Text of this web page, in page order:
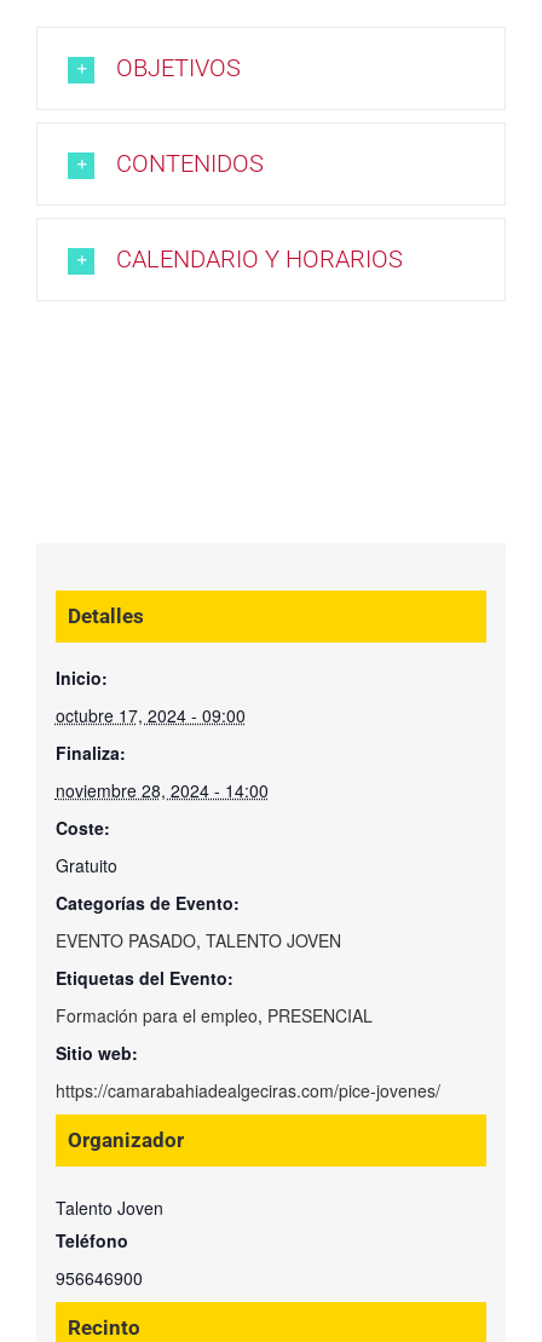
OBJETIVOS
CONTENIDOS
CALENDARIO Y HORARIOS
Detalles
Inicio:
octubre 17, 2024 - 09:00
Finaliza:
noviembre 28, 2024 - 14:00
Coste:
Gratuito
Categorías de Evento:
EVENTO PASADO, TALENTO JOVEN
Etiquetas del Evento:
Formación para el empleo, PRESENCIAL
Sitio web:
https://camarabahiadealgeciras.com/pice-jovenes/
Recinto
Organizador
Talento Joven
Teléfono
956646900